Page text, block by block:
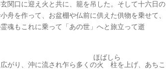
関口に迎え火と共に、籠を吊した。そして十六日の
舟を作って、お盆棚や仏前に供えた供物を乗せて、
魂もこれに乗って「あの世」へと旅立って逝
がり、沖に流され乍ら多くの火柱
ほばしら
を上げ、あちこ